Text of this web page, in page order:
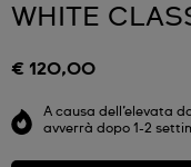
WHITE
€ 120,00
A causa dell’elevata
avverrà dopo 1-2